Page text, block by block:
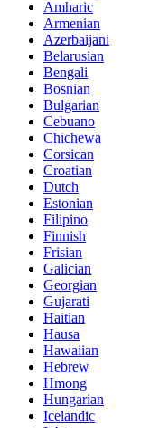
Amharic
Armenian
Azerbaijani
Belarusian
Bengali
Bosnian
Bulgarian
Cebuano
Chichewa
Corsican
Croatian
Dutch
Estonian
Filipino
Finnish
Frisian
Galician
Georgian
Gujarati
Haitian
Hausa
Hawaiian
Hebrew
Hmong
Hungarian
Icelandic